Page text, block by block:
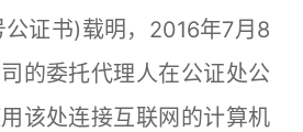
证书)载明，2016年7月8
的委托代理人在公证处公
该处连接互联网的计算机